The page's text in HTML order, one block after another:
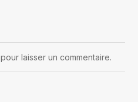
pour laisser un commentaire.